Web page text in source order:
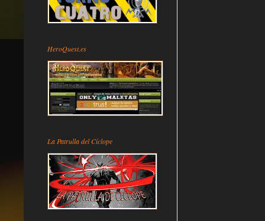
HeroQuest.es
La Patrulla del Cíclope